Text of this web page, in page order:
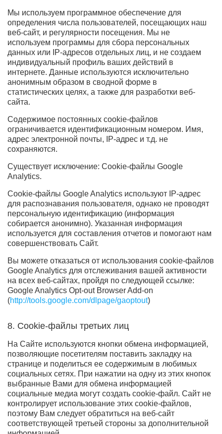
Мы используем программное обеспечение для
определения числа пользователей, посещающих наш
веб-сайт, и регулярности посещения. Мы не
используем программы для сбора персональных
данных или IP-адресов отдельных лиц, и не создаем
индивидуальный профиль ваших действий в
интернете. Данные используются исключительно
анонимным образом в сводной форме в
статистических целях, а также для разработки веб-
сайта.
Содержимое постоянных cookie-файлов
ограничивается идентификационным номером. Имя,
адрес электронной почты, IP-адрес и т.д. не
сохраняются.
Существует исключение: Cookie-файлы Google
Analytics.
Cookie-файлы Google Analytics используют IP-адрес
для распознавания пользователя, однако не проводят
персональную идентификацию (информация
собирается анонимно). Указанная информация
используется для составления отчетов и помогают нам
совершенствовать Сайт.
Вы можете отказаться от использования cookie-файлов
Google Analytics для отслеживания вашей активности
на всех веб-сайтах, пройдя по следующей ссылке:
Google Analytics Opt-out Browser Add-on
(http://tools.google.com/dlpage/gaoptout)
8. Cookie-файлы третьих лиц
На Сайте используются кнопки обмена информацией,
позволяющие посетителям поставить закладку на
странице и поделиться ее содержимым в любимых
социальных сетях. При нажатии на одну из этих кнопок
выбранные Вами для обмена информацией
социальные медиа могут создать cookie-файл. Сайт не
контролирует использование этих cookie-файлов,
поэтому Вам следует обратиться на веб-сайт
соответствующей третьей стороны за дополнительной